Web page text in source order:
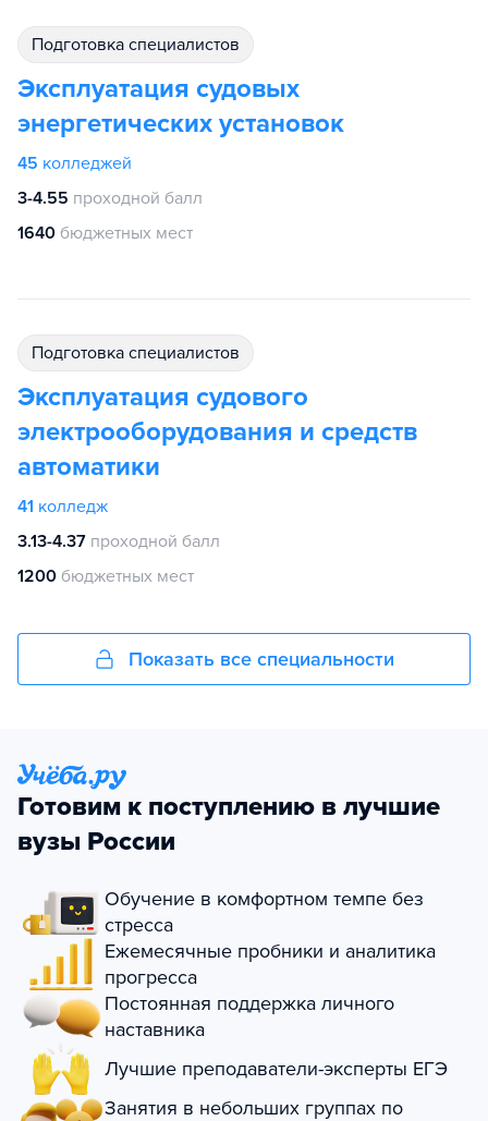
подготовка специалистов
Эксплуатация судовых
энергетических установок
45 колледжей
3-4.55 проходной балл
1640 бюджетных мест
подготовка специалистов
Эксплуатация судового
электрооборудования и средств
автоматики
41 колледж
3.13-4.37 проходной балл
1200 бюджетных мест
Показать все специальности
Готовим к поступлению в лучшие
вузы России
Обучение в комфортном темпе без
стресса
Ежемесячные пробники и аналитика
прогресса
Постоянная поддержка личного
наставника
Лучшие преподаватели-эксперты ЕГЭ
Занятия в небольших группах по